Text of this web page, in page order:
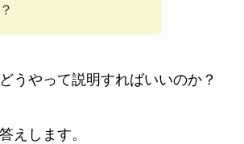
うやって説明すればいいのか？
えします。